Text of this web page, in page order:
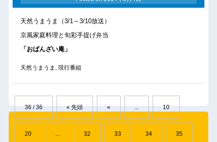
天然うまうま（3/1～3/10放送）
京風家庭料理と旬彩手提げ弁当
「おばんざい庵」
天然うまうま , 現行番組
36 / 36 « 先頭 « 10
20 ... 32 33 34 35